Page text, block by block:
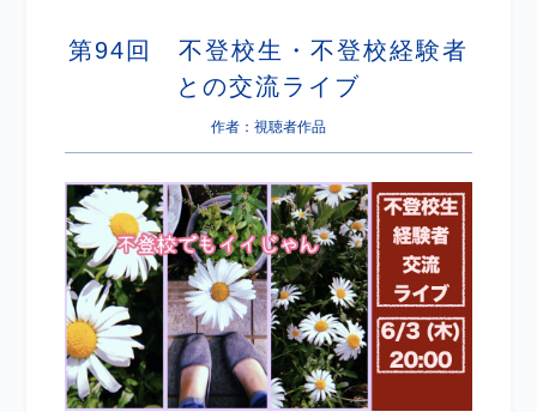
第94回 不登校生・不登校経験者
との交流ライブ
作者：視聴者作品